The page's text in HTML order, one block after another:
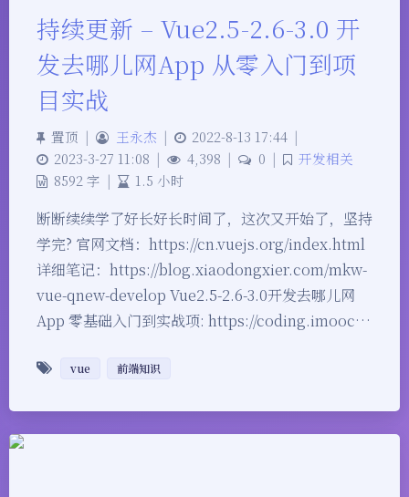
持续更新 – Vue2.5-2.6-3.0 开
发去哪儿网App 从零入门到项
目实战
置顶 | 王永杰 | 2022-8-13 17:44 |
2023-3-27 11:08 | 4,398 | 0 |
开发相关
8592 字 | 1.5 小时
断断续续学了好长好长时间了，这次又开始了，坚持
学完? 官网文档：https://cn.vuejs.org/index.html
详细笔记：https://blog.xiaodongxier.com/mkw-
vue-qnew-develop Vue2.5-2.6-3.0开发去哪儿网
App 零基础入门到实战项: https://coding.imooc…
vue 前端知识